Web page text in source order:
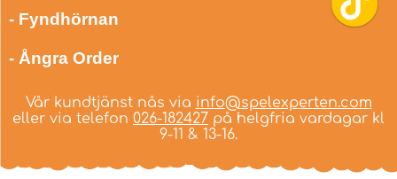
- Fyndhörnan
- Ångra Order
Vår kundtjänst nås via info@spelexperten.com
eller via telefon 026-182427 på helgfria vardagar kl
9-11 & 13-16.